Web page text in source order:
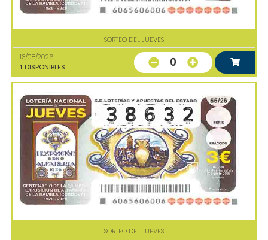
SORTEO DEL JUEVES
13/08/2026
1 DISPONIBLES 0
SORTEO DEL JUEVES